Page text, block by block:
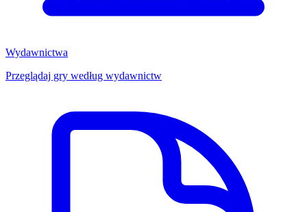
Wydawnictwa
Przeglądaj gry według wydawnictw